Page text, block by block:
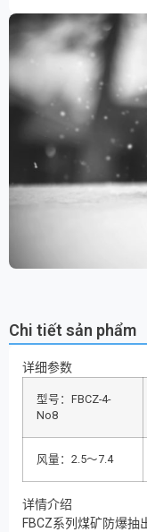
Chi tiết sản phẩm
详细参数
型号：FBCZ-4-
No8
风量：2.5～7.4
详情介绍
FBCZ系列煤矿防爆